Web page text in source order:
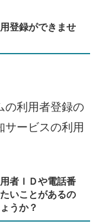
登録ができませ
の利用者登録の
サービスの利用
者ＩＤや電話番
いことがあるの
うか？​